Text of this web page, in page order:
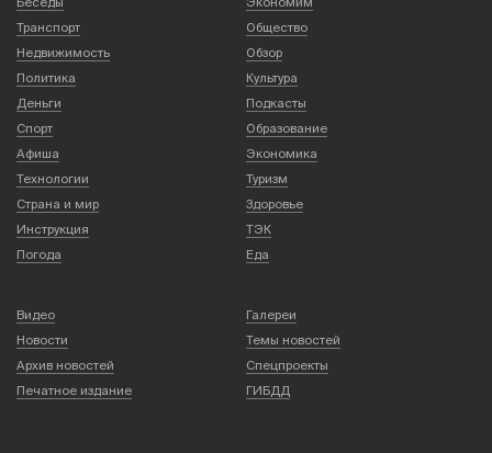
Транспорт
Общество
Недвижимость
Обзор
Политика
Культура
Деньги
Подкасты
Спорт
Образование
Афиша
Экономика
Технологии
Туризм
Страна и мир
Здоровье
Инструкция
ТЭК
Погода
Еда
Видео
Галереи
Новости
Темы новостей
Архив новостей
Спецпроекты
Печатное издание
ГИБДД